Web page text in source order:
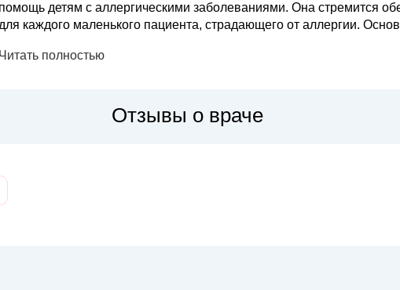
помощь детям с аллергическими заболеваниями. Она стремится
для каждого маленького пациента, страдающего от аллергии. Основными направлениями деятельности
атопического дермат...
Читать полностью
Отзывы о враче